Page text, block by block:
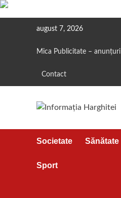
august 7, 2026
Mica Publicitate – anunțuri
Contact
Societate Sănătate
Sport